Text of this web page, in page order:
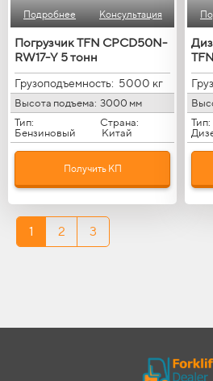
Подробнее Консультация
Погрузчик TFN CPCD50N-
RW17-Y 5 тонн
Грузоподъемность: 5000 кг
Высота подъема: 3000 мм
Тип:
Бензиновый
Страна:
Китай
Получить КП
Тип:
1 2 3